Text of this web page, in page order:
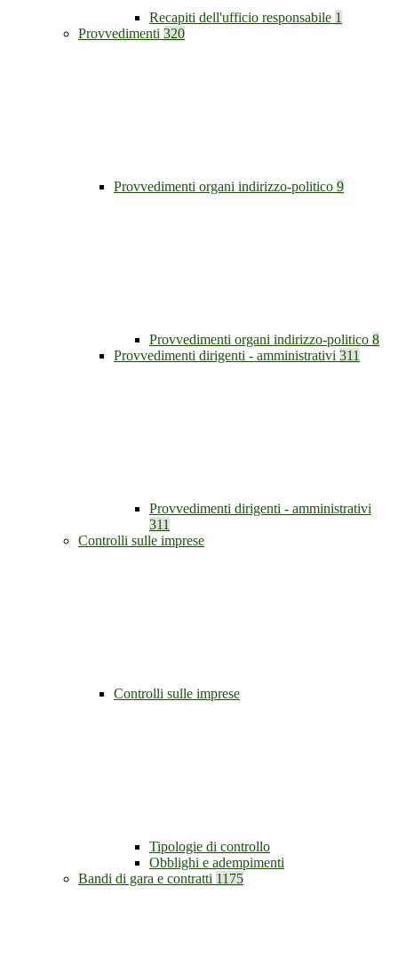
Recapiti dell'ufficio responsabile 1
Provvedimenti 320
Provvedimenti organi indirizzo-politico 9
Provvedimenti organi indirizzo-politico 8
Provvedimenti dirigenti - amministrativi 311
Provvedimenti dirigenti - amministrativi
311
Controlli sulle imprese
Controlli sulle imprese
Tipologie di controllo
Obblighi e adempimenti
Bandi di gara e contratti 1175